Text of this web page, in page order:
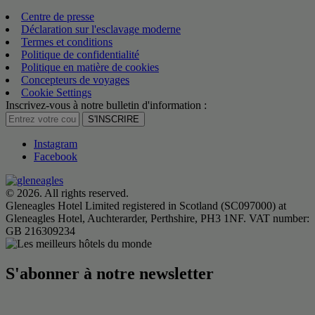
Centre de presse
Déclaration sur l'esclavage moderne
Termes et conditions
Politique de confidentialité
Politique en matière de cookies
Concepteurs de voyages
Cookie Settings
Inscrivez-vous à notre bulletin d'information :
S'INSCRIRE
Instagram
Facebook
© 2026. All rights reserved.
Gleneagles Hotel Limited registered in Scotland (SC097000) at
Gleneagles Hotel, Auchterarder, Perthshire, PH3 1NF. VAT number:
GB 216309234
S'abonner à notre newsletter